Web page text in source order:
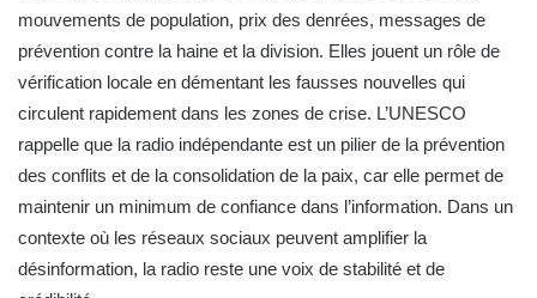
mouvements de population, prix des denrées, messages de
prévention contre la haine et la division. Elles jouent un rôle de
vérification locale en démentant les fausses nouvelles qui
circulent rapidement dans les zones de crise. L’UNESCO
rappelle que la radio indépendante est un pilier de la prévention
des conflits et de la consolidation de la paix, car elle permet de
maintenir un minimum de confiance dans l’information. Dans un
contexte où les réseaux sociaux peuvent amplifier la
désinformation, la radio reste une voix de stabilité et de